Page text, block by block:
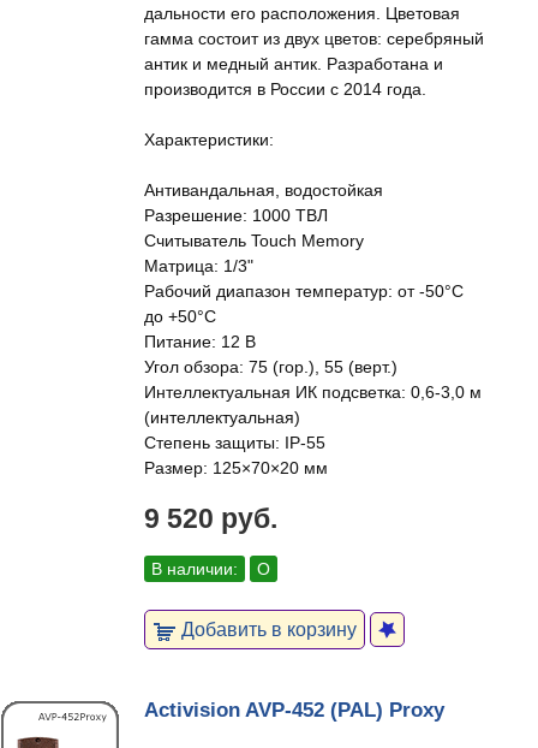
дальности его расположения. Цветовая
гамма состоит из двух цветов: серебряный
антик и медный антик. Разработана и
производится в России с 2014 года.
Характеристики:
Антивандальная, водостойкая
Разрешение: 1000 ТВЛ
Cчитыватель Touch Memory
Матрица: 1/3"
Рабочий диапазон температур: от -50°C
до +50°C
Питание: 12 В
Угол обзора: 75 (гор.), 55 (верт.)
Интеллектуальная ИК подсветка: 0,6-3,0 м
(интеллектуальная)
Степень защиты: IP-55
Размер: 125×70×20 мм
9 520 руб.
В наличии: О
Добавить в корзину
Activision AVP-452 (PAL) Proxy